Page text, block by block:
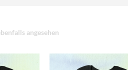
angesehen